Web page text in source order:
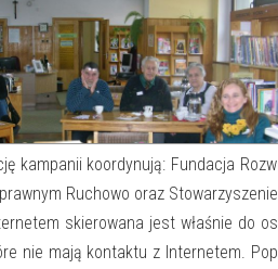
kampanii koordynują: Fundacja
Ruchowo oraz
skierowana jest właśnie do
nie mają kontaktu z Internetem.